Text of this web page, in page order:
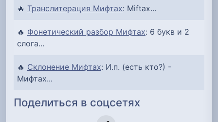
🔥 Транслитерация Мифтах: Miftax...
🔥 Фонетический разбор Мифтах: 6 букв и 2
слога...
🔥 Склонение Мифтах: И.п. (есть кто?) -
Мифтах...
Поделиться в соцсетях